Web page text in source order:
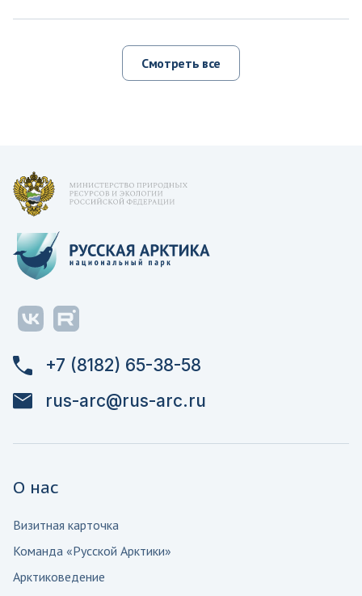
Смотреть все
+7 (8182) 65-38-58
rus-arc@rus-arc.ru
О нас
Визитная карточка
Команда «Русской Арктики»
Арктиковедение